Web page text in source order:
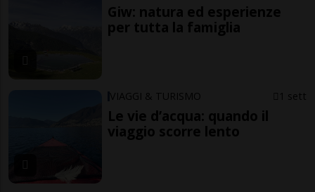
Giw: natura ed esperienze
per tutta la famiglia
VIAGGI & TURISMO 1 sett
Le vie d’acqua: quando il
viaggio scorre lento